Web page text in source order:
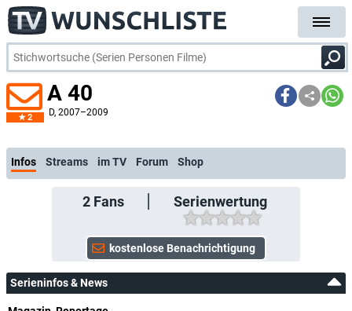
2
A 40
D, 2007–2009
kostenl
Infos Streams im TV Forum Shop
2Fans Serienwertung
Serieninfos & News